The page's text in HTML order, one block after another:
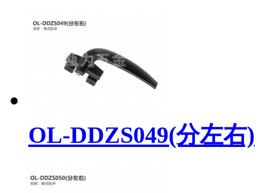
OL-DDZS049(分左右)